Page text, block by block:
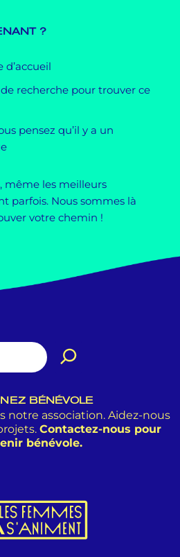
?
d’accueil
recherche pour trouver ce
pensez qu’il y a un
même les meilleurs
parfois. Nous sommes là
votre chemin !
BÉNÉVOLE
notre association. Aidez-nous
Contactez-nous pour
bénévole.